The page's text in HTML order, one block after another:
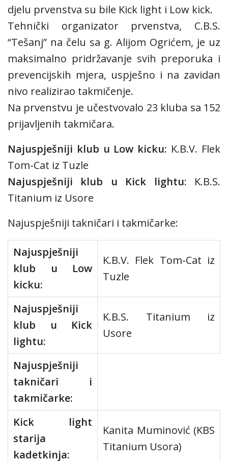
djelu prvenstva su bile Kick light i Low kick.
Tehnički organizator prvenstva, C.B.S.
“Tešanj” na čelu sa g. Alijom Ogrićem, je uz
maksimalno pridržavanje svih preporuka i
prevencijskih mjera, uspješno i na zavidan
nivo realizirao takmičenje.
Na prvenstvu je učestvovalo 23 kluba sa 152
prijavljenih takmičara.
Najuspješniji klub u Low kicku: K.B.V. Flek
Tom-Cat iz Tuzle
Najuspješniji klub u Kick lightu: K.B.S.
Titanium iz Usore
Najuspješniji takničari i takmičarke:
Najuspješniji
klub u Low
kicku:
K.B.V. Flek Tom-Cat iz
Tuzle
Najuspješniji
klub u Kick
lightu:
K.B.S. Titanium iz
Usore
Najuspješniji
takničari i
takmičarke:
Kick light
starija
kadetkinja:
Kanita Muminović (KBS
Titanium Usora)